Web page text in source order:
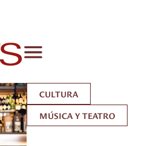
CULTURA
MÚSICA Y TEATRO